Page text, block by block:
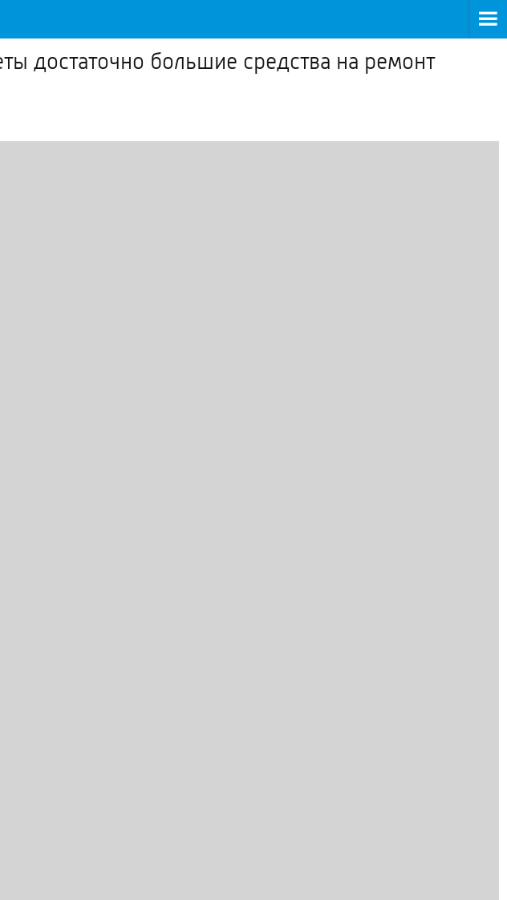
достаточно большие средства на ремонт